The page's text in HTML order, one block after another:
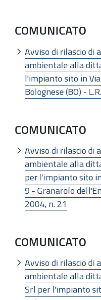
COMUNICATO
Avviso di rilascio di
ambientale alla
l'impianto sito in
Bolognese (BO) -
COMUNICATO
Avviso di rilascio di
ambientale alla
per l'impianto sito
9 - Granarolo
2004, n. 21
COMUNICATO
Avviso di rilascio di
ambientale alla
Srl per l'impianto